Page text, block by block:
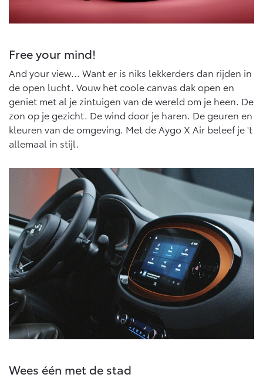
Vanaf € 56.570,-
Land Cruiser (excl. BTW)
Vanaf € 89.986,-
Free your mind!
And your view... Want er is niks lekkerders dan rijden in
de open lucht. Vouw het coole canvas dak open en
geniet met al je zintuigen van de wereld om je heen. De
zon op je gezicht. De wind door je haren. De geuren en
kleuren van de omgeving. Met de Aygo X Air beleef je 't
allemaal in stijl.
Wees één met de stad